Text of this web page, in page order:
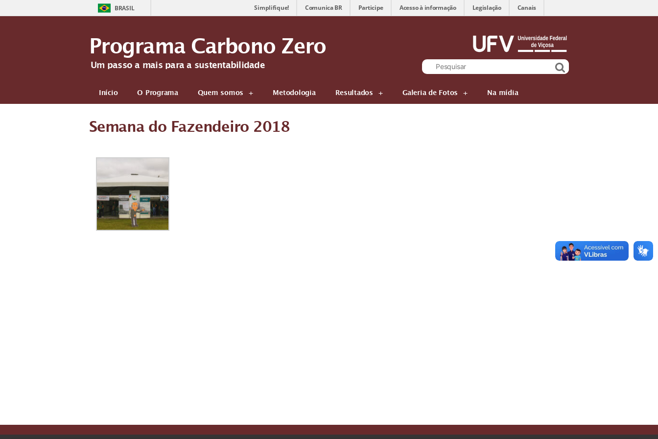
BRASIL Simplifique! Comunica BR Participe Acesso à informação Legislação Canais
Programa Carbono Zero
Um passo a mais para a sustentabilidade
Início O Programa Quem somos Metodologia Resultados Galeria de Fotos Na mídia
Semana do Fazendeiro 2018